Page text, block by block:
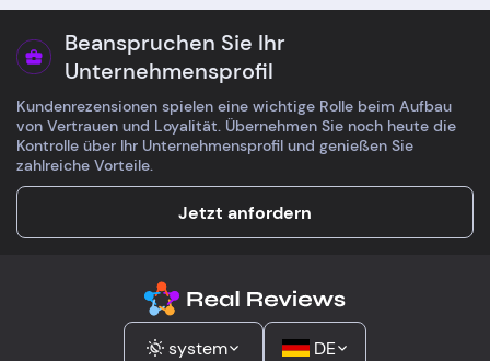
Beanspruchen Sie Ihr
Unternehmensprofil
Kundenrezensionen spielen eine wichtige Rolle beim Aufbau
von Vertrauen und Loyalität. Übernehmen Sie noch heute die
Kontrolle über Ihr Unternehmensprofil und genießen Sie
zahlreiche Vorteile.
Jetzt anfordern
system DE